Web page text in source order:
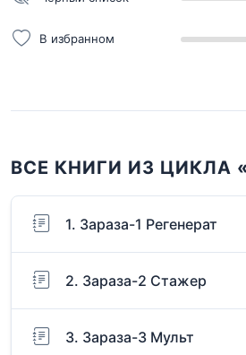
В избранном
ВСЕ КНИГИ ИЗ ЦИКЛА
1. Зараза-1 Регенерат
2. Зараза-2 Стажер
3. Зараза-3 Мульт